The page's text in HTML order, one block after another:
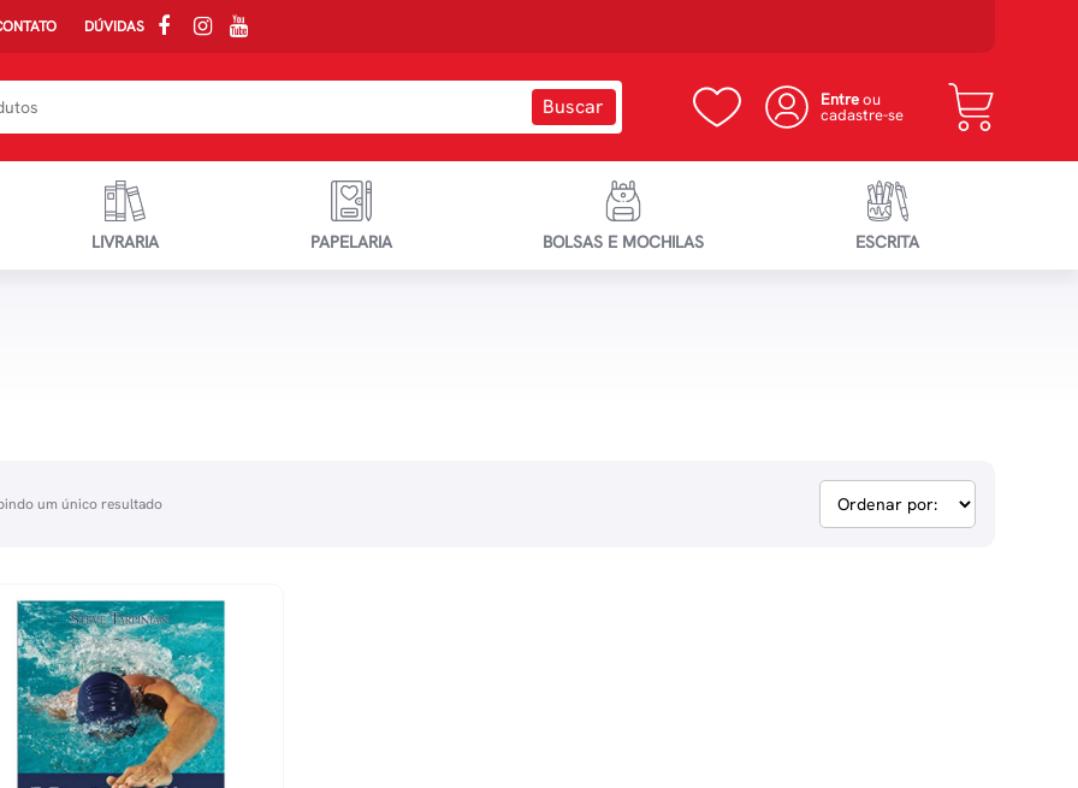
DÚVIDAS
Entreou
cadastre-se
LIVRARIA PAPELARIA BOLSAS E MOCHILAS ESCRITA
um único resultado